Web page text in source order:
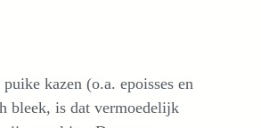
kazen (o.a. epoisses en
bleek, is dat vermoedelijk